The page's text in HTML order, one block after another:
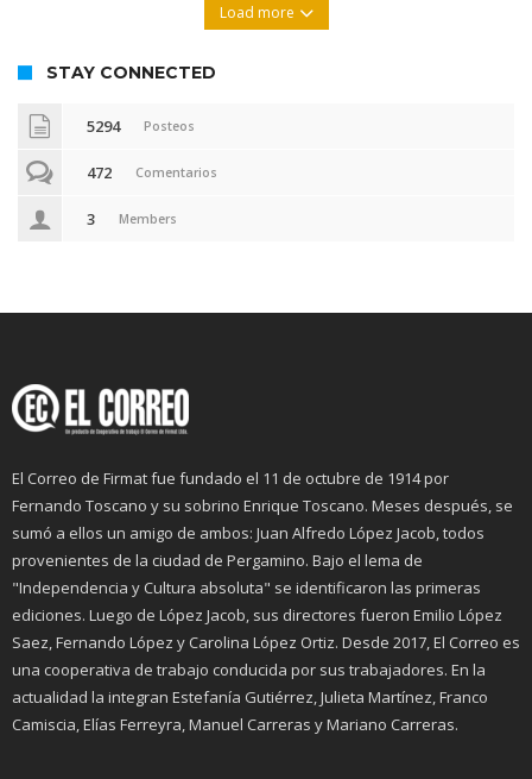
Load more
STAY CONNECTED
5294 Posteos
472 Comentarios
3 Members
El Correo de Firmat fue fundado el 11 de octubre de 1914 por
Fernando Toscano y su sobrino Enrique Toscano. Meses después, se
sumó a ellos un amigo de ambos: Juan Alfredo López Jacob, todos
provenientes de la ciudad de Pergamino. Bajo el lema de
"Independencia y Cultura absoluta" se identificaron las primeras
ediciones. Luego de López Jacob, sus directores fueron Emilio López
Saez, Fernando López y Carolina López Ortiz. Desde 2017, El Correo es
una cooperativa de trabajo conducida por sus trabajadores. En la
actualidad la integran Estefanía Gutiérrez, Julieta Martínez, Franco
Camiscia, Elías Ferreyra, Manuel Carreras y Mariano Carreras.